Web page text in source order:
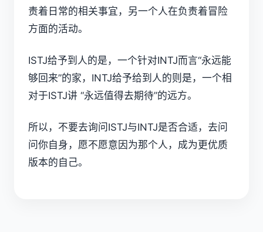
责着日常的相关事宜，另一个人在负责着冒险
方面的活动。
ISTJ给予到人的是，一个针对INTJ而言“永远能
够回来”的家，INTJ给予给到人的则是，一个相
对于ISTJ讲 “永远值得去期待”的远方。
所以，不要去询问ISTJ与INTJ是否合适，去问
问你自身，愿不愿意因为那个人，成为更优质
版本的自己。